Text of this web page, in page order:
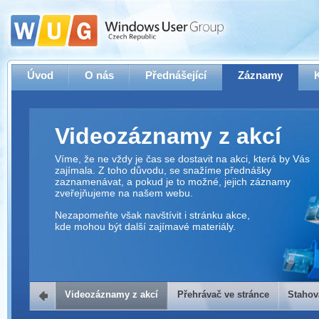
Úvod O nás Přednášející Záznamy
Videozáznamy z akcí
Víme, že ne vždy je čas se dostavit na akci, která by Vás
zajímala. Z toho důvodu, se snažíme přednášky
zaznamenávat, a pokud je to možné, jejich záznamy
zveřejňujeme na našem webu.
Nezapomeňte však navštívit i stránku akce,
kde mohou být další zajímavé materiály.
Přehrávač ve stránce
Videozáznamy z akcí Přehrávač ve stránce